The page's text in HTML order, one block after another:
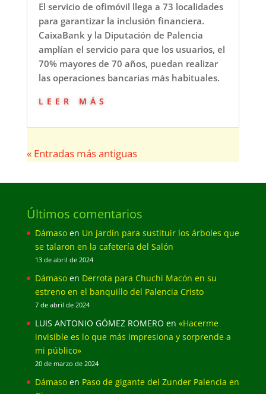
El servicio de ofimóvil llega a 73 localidades
para garantizar la inclusión financiera.
CaixaBank y la Diputación de Palencia
amplían el servicio para que los usuarios, el
70% mayores de 70 años, puedan realizar
las operaciones bancarias más habituales.
leer más
« Entradas más antiguas
Últimos comentarios
Dámasoen Un jardín para sustituir los árboles que
se talaron en la cafetería del Salón
13 de abril de 2024
Dámasoen Derrota para Chuchi Macón en su
estreno en el banquillo del Palencia Cristo
7 de abril de 2024
LUIS ANTONIO GÓMEZ ROMERO en «Hacerme
invisible es lo que más impresiona y sorprende a
mi público»
20 de marzo de 2024
Dámasoen Paso de gigante del Zunder Palencia en